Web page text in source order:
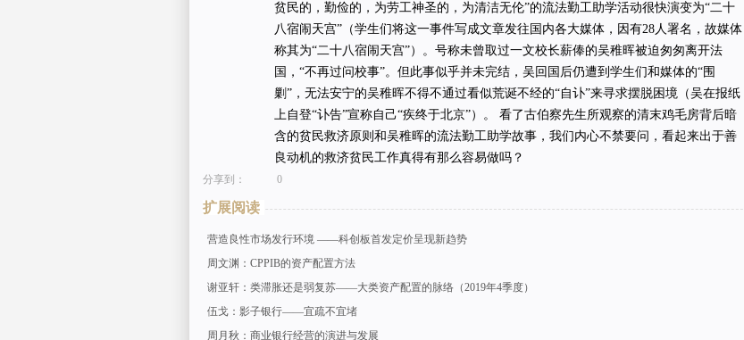
贫民的，勤俭的，为劳工神圣的，为清洁无伦”的流法勤工助学活动很快演变为“二十
八宿闹天宫”（学生们将这一事件写成文章发往国内各大媒体，因有28人署名，故媒体
称其为“二十八宿闹天宫”）。号称未曾取过一文校长薪俸的吴稚晖被迫匆匆离开法
国，“不再过问校事”。但此事似乎并未完结，吴回国后仍遭到学生们和媒体的“围
剿”，无法安宁的吴稚晖不得不通过看似荒诞不经的“自讣”来寻求摆脱困境（吴在报纸
上自登“讣告”宣称自己“疾终于北京”）。 看了古伯察先生所观察的清末鸡毛房背后暗
含的贫民救济原则和吴稚晖的流法勤工助学故事，我们内心不禁要问，看起来出于善
良动机的救济贫民工作真得有那么容易做吗？
分享到： 0
扩展阅读
营造良性市场发行环境 ——科创板首发定价呈现新趋势
周文渊：CPPIB的资产配置方法
谢亚轩：类滞胀还是弱复苏——大类资产配置的脉络（2019年4季度）
伍戈：影子银行——宜疏不宜堵
周月秋：商业银行经营的演进与发展